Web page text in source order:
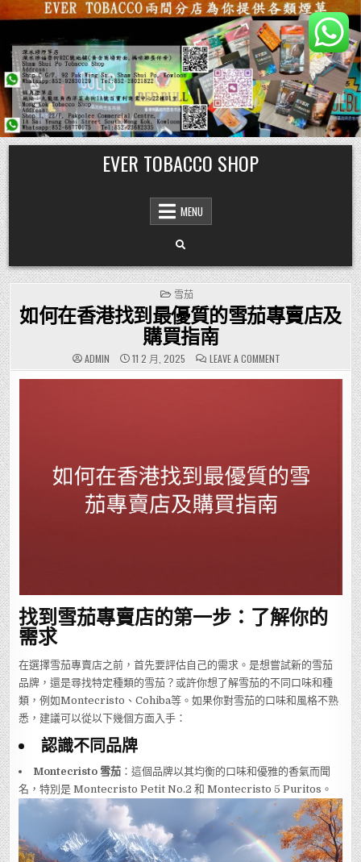
Skip
to
content
EVER TOBACCO SHOP
MENU
POSTED
IN
雪茄
如何在香港找到最優質的雪茄專賣店及
購買指南
ADMIN 11 2 月, 2025 LEAVE A COMMENT
如
何
的
雪
茄
找到雪茄專賣店的第一步：了解你的
需求
在選擇雪茄專賣店之前，首先要評估自己的需求。是想嘗試新的雪茄
品牌，還是尋找特定種類的雪茄？或許你想了解雪茄的不同口味和種
類，例如Montecristo、Cohiba等。如果你對雪茄的口味和風格不熟
悉，建議可以從以下幾個方面入手：
認識不同品牌
Montecristo 雪茄 ：這個品牌以其均衡的口味和優雅的香氣而聞
名，特別是 Montecristo Petit No.2 和 Montecristo 5 Puritos。